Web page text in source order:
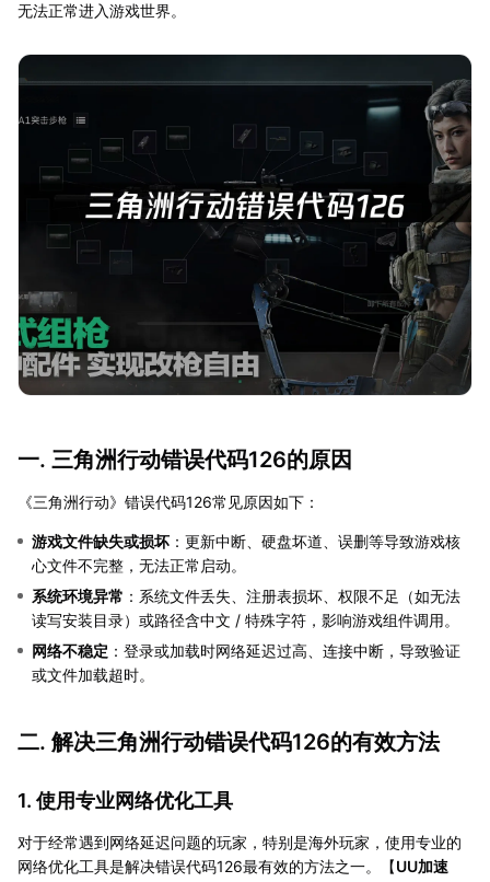
无法正常进入游戏世界。
一. 三角洲行动错误代码126的原因
《三角洲行动》错误代码126常见原因如下：
游戏文件缺失或损坏 ：更新中断、硬盘坏道、误删等导致游戏核
心文件不完整，无法正常启动。
系统环境异常 ：系统文件丢失、注册表损坏、权限不足（如无法
读写安装目录）或路径含中文 / 特殊字符，影响游戏组件调用。
网络不稳定 ：登录或加载时网络延迟过高、连接中断，导致验证
或文件加载超时。
二. 解决三角洲行动错误代码126的有效方法
1. 使用专业网络优化工具
对于经常遇到网络延迟问题的玩家，特别是海外玩家，使用专业的
网络优化工具是解决错误代码126最有效的方法之一。【UU加速